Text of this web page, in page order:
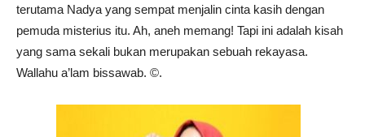
terutama Nadya yang sempat menjalin cinta kasih dengan
pemuda misterius itu. Ah, aneh memang! Tapi ini adalah kisah
yang sama sekali bukan merupakan sebuah rekayasa.
Wallahu a’lam bissawab. ©️.